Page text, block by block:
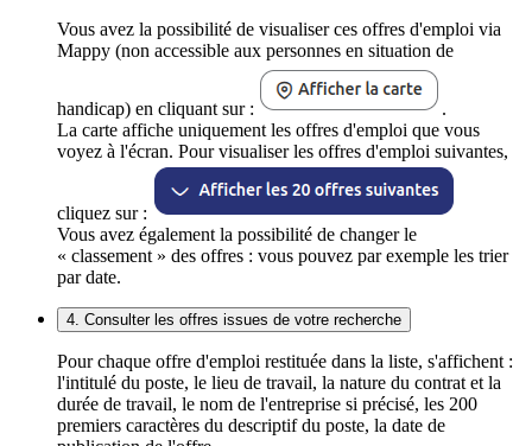
Vous avez la possibilité de visualiser ces offres d'emploi via
Mappy (non accessible aux personnes en situation de
handicap) en cliquant sur :
.
La carte affiche uniquement les offres d'emploi que vous
voyez à l'écran. Pour visualiser les offres d'emploi suivantes,
cliquez sur :
Vous avez également la possibilité de changer le
« classement » des offres : vous pouvez par exemple les trier
par date.
4. Consulter les offres issues de votre recherche
Pour chaque offre d'emploi restituée dans la liste, s'affichent :
l'intitulé du poste, le lieu de travail, la nature du contrat et la
durée de travail, le nom de l'entreprise si précisé, les 200
premiers caractères du descriptif du poste, la date de